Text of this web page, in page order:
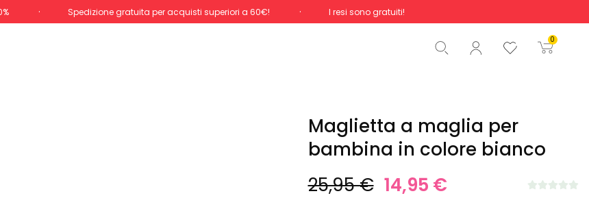
Spedizione gratuita per acquisti superiori a 60€! I resi sono gratuiti!
0
Totale 0,00 €
Inizio ordine
Maglietta a maglia per
bambina in colore bianco
25,95 € 14,95 €